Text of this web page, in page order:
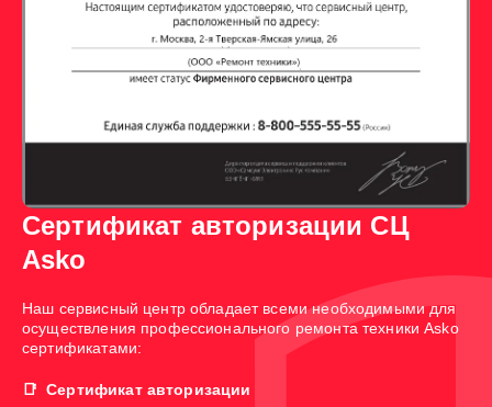
Сертификат авторизации СЦ
Asko
Наш сервисный центр обладает всеми необходимыми для
осуществления профессионального ремонта техники Asko
сертификатами:
Сертификат авторизации